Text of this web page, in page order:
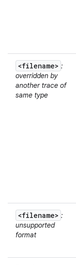
<filename> :
overridden by
another trace of
same type
<filename> :
unsupported
format